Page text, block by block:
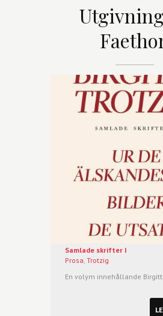
Samlade skrifter I
Prosa Trotzig
En volym innehållande